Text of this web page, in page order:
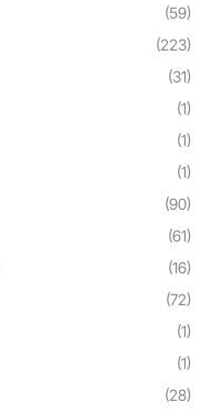
(59)
(223)
(31)
(1)
(1)
(1)
(90)
(61)
(16)
(72)
(1)
(1)
(28)